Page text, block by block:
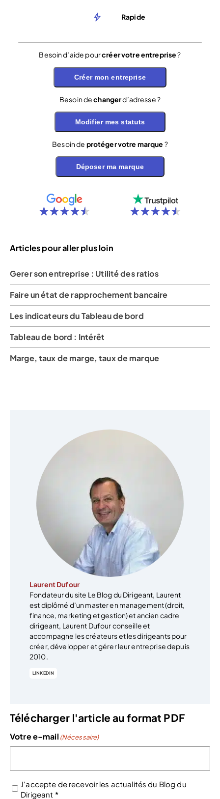
Rapide
Besoin d’aide pourcréer votre entreprise?
Créer mon entreprise
Besoin dechangerd’adresse ?
Modifier mes statuts
Besoin de protéger votre marque ?
Déposer ma marque
Articles pour aller plus loin
Gerer son entreprise : Utilité des ratios
Faire un état de rapprochement bancaire
Les indicateurs du Tableau de bord
Tableau de bord : Intérêt
Marge, taux de marge, taux de marque
Laurent Dufour
Fondateur du site Le Blog du Dirigeant, Laurent
est diplômé d’un master en management (droit,
finance, marketing et gestion) et ancien cadre
dirigeant, Laurent Dufour conseille et
accompagne les créateurs et les dirigeants pour
créer, développer et gérer leur entreprise depuis
2010.
LINKEDIN
Télécharger l'article au format PDF
Votre e-mail (Nécessaire)
(Nécessaire)
J'accepte de recevoir les actualités du Blog du
Dirigeant *